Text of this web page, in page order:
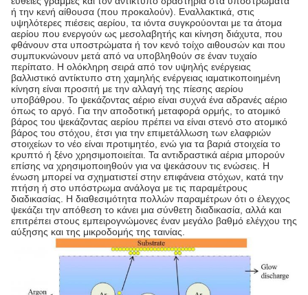
ή την κενή αίθουσα (που προκαλούν). Εναλλακτικά, στις
υψηλότερες πιέσεις αερίου, τα ιόντα συγκρούονται με τα άτομα
αερίου που ενεργούν ως μεσολαβητής και κίνηση διάχυτα, που
φθάνουν στα υποστρώματα ή τον κενό τοίχο αιθουσών και που
συμπυκνώνουν μετά από να υποβληθούν σε έναν τυχαίο
περίπατο. Η ολόκληρη σειρά από τον υψηλής ενέργειας
βαλλιστικό αντίκτυπο στη χαμηλής ενέργειας ιαματικοποιημένη
κίνηση είναι προσιτή με την αλλαγή της πίεσης αερίου
υποβάθρου. Το ψεκάζοντας αέριο είναι συχνά ένα αδρανές αέριο
όπως το αργό. Για την αποδοτική μεταφορά ορμής, το ατομικό
βάρος του ψεκάζοντας αερίου πρέπει να είναι στενό στο ατομικό
βάρος του στόχου, έτσι για την επιμετάλλωση των ελαφριών
στοιχείων το νέο είναι προτιμητέο, ενώ για τα βαριά στοιχεία το
κρυπτό ή ξένο χρησιμοποιείται. Τα αντιδραστικά αέρια μπορούν
επίσης να χρησιμοποιηθούν για να ψεκάσουν τις ενώσεις. Η
ένωση μπορεί να σχηματιστεί στην επιφάνεια στόχων, κατά την
πτήση ή στο υπόστρωμα ανάλογα με τις παραμέτρους
διαδικασίας. Η διαθεσιμότητα πολλών παραμέτρων ότι ο έλεγχος
ψεκάζει την απόθεση το κάνει μια σύνθετη διαδικασία, αλλά και
επιτρέπει στους εμπειρογνώμονες έναν μεγάλο βαθμό ελέγχου της
αύξησης και της μικροδομής της ταινίας.